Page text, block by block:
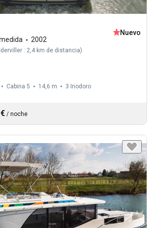
2002
: 2,4 km de distancia)
Nuevo
Cabina 5 14,6 m 3 Inodoro
/ noche